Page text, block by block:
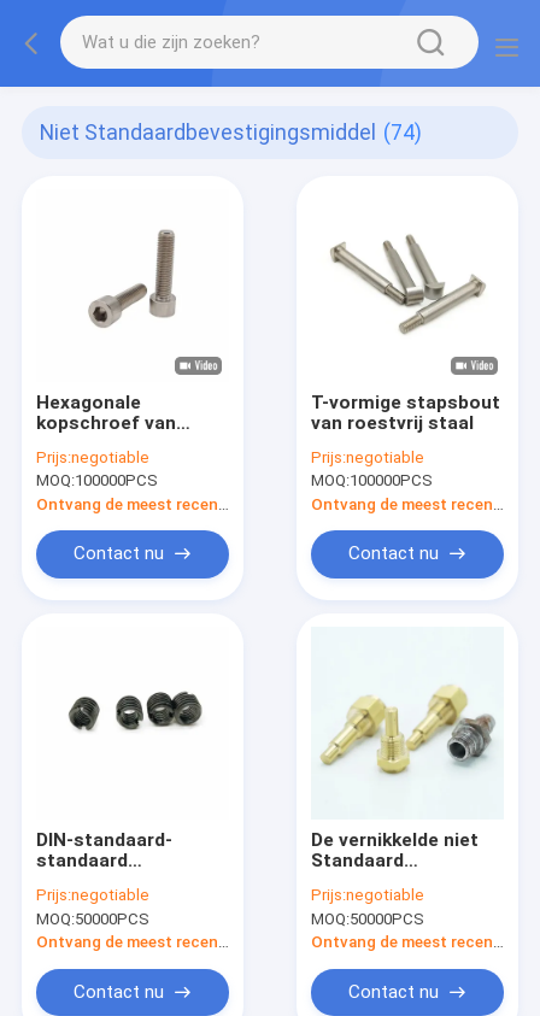
Niet Standaardbevestigingsmiddel (74)
Hexagonale
kopschroef van
Prijs:negotiable
MOQ:100000PCS
Contact nu
T-vormige stapsbout
van roestvrij staal
Prijs:negotiable
MOQ:100000PCS
Contact nu
DIN-standaard-
standaard
inzetstukken
Prijs:negotiable
MOQ:50000PCS
Contact nu
De vernikkelde niet
Standaard
Schakelaar
M17x11.1mm van de
Bevestigingsmiddelpijp
Prijs:negotiable
MOQ:50000PCS
Contact nu